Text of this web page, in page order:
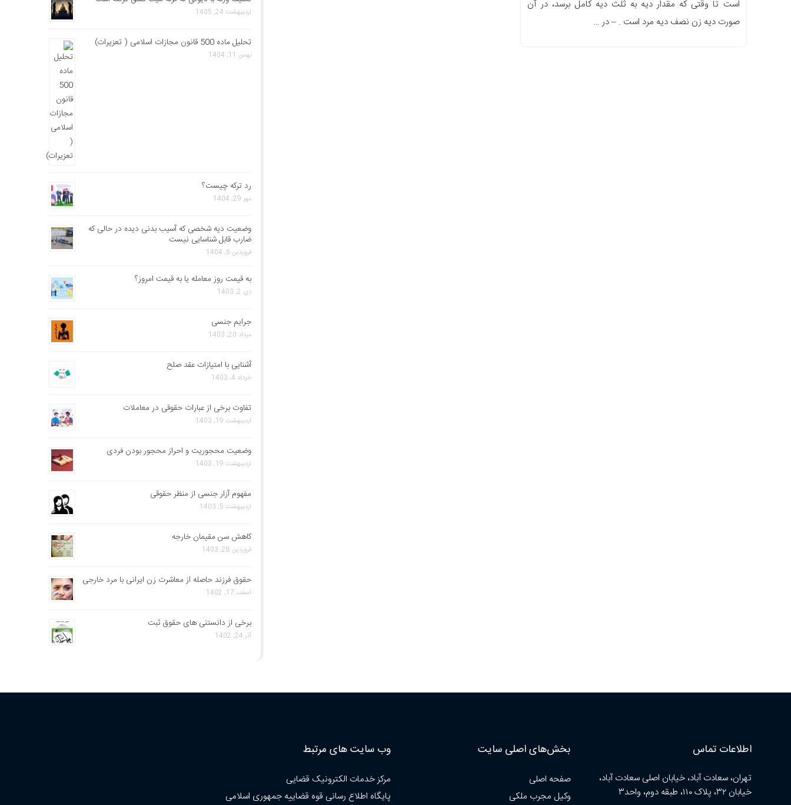
است تا وقتی که مقدار دیه به ثلث دیه کامل برسد، در آن
صورت دیه زن نصف دیه مرد است . – در …
اردیبهشت 24, 1405
تحلیل ماده 500 قانون مجازات اسلامی ( تعزیرات)
بهمن 11, 1404
رد ترکه چیست؟
مهر 29, 1404
وضعیت دیه شخصی که آسیب بدنی دیده در حالی که
ضارب قابل شناسایی نیست
فروردین 5, 1404
به قیمت روز معامله یا به قیمت امروز؟
دی 2, 1403
جرایم جنسی
مرداد 20, 1403
آشنایی با امتیازات عقد صلح
خرداد 4, 1403
تفاوت برخی از عبارات حقوقی در معاملات
اردیبهشت 19, 1403
وضعیت محجوریت و احراز محجور بودن فردی
اردیبهشت 19, 1403
مفهوم آزار جنسی از منظر حقوقی
اردیبهشت 5, 1403
کاهش سن مقیمان خارجه
فروردین 28, 1403
حقوق فرزند حاصله از معاشرت زن ایرانی با مرد خارجی
اسفند 17, 1402
برخی از دانستنی های حقوق ثبت
آذر 24, 1402
اطلاعات تماس
تهران، سعادت آباد، خیابان اصلی سعادت آباد،
خیابان ۳۲، پلاک ۱۱۰، طبقه دوم، واحد۳
بخش‌های اصلی سایت
صفحه اصلی
وکیل مجرب ملکی
وب سایت های مرتبط
مرکز خدمات الکترونیک قضایی
پایگاه اطلاع رسانی قوه قضاییه جمهوری اسلامی